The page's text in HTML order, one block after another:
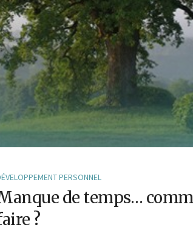
PERSONNEL
de temps…
?